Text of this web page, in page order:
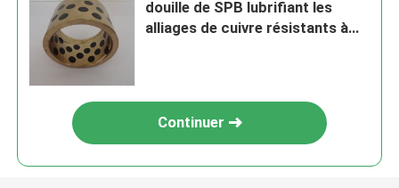
douille de SPB lubrifiant les
alliages de cuivre résistants à
Continuer